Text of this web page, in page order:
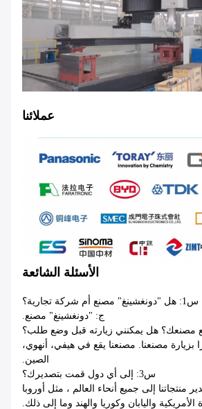
عملائنا
الأسئلة الشائعة
س1: هل "دونغشينغ" مصنع أم شركة تجارية؟
ج: "دونغشينغ" مصنع.
بزيارة مصنعنا. مصنعنا يقع في هيفي، أنهوي،
الصين.
س3: إلى أي دول قمت بتصديرك؟
منتجاتنا إلى جميع أنحاء العالم ، مثل أوروبا
الأمريكية واليابان وكوريا والهند وما إلى ذلك.